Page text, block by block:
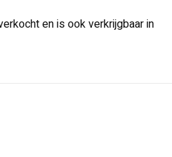
en is ook verkrijgbaar in